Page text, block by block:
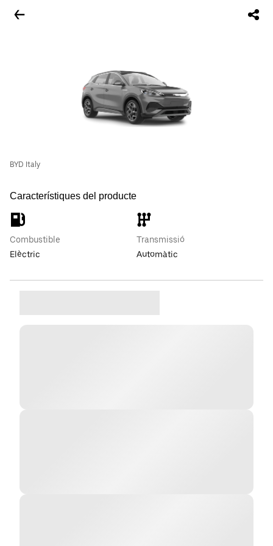
BYD Italy
Característiques del producte
Combustible
Elèctric
Transmissió
Automàtic